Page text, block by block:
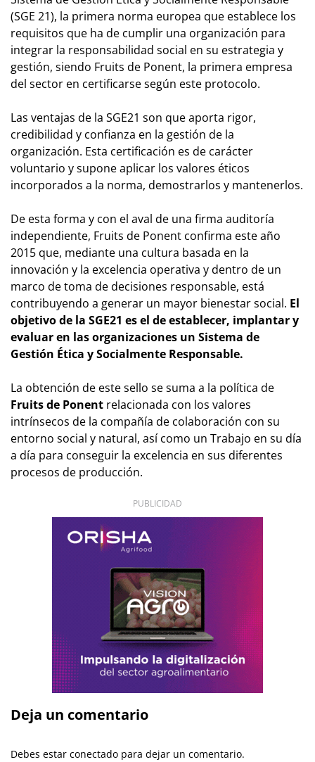
(SGE 21), la primera norma europea que establece los
requisitos que ha de cumplir una organización para
integrar la responsabilidad social en su estrategia y
gestión, siendo Fruits de Ponent, la primera empresa
del sector en certificarse según este protocolo.
Las ventajas de la SGE21 son que aporta rigor,
credibilidad y confianza en la gestión de la
organización. Esta certificación es de carácter
voluntario y supone aplicar los valores éticos
incorporados a la norma, demostrarlos y mantenerlos.
De esta forma y con el aval de una firma auditoría
independiente, Fruits de Ponent confirma este año
2015 que, mediante una cultura basada en la
innovación y la excelencia operativa y dentro de un
marco de toma de decisiones responsable, está
contribuyendo a generar un mayor bienestar social. El
objetivo de la SGE21 es el de establecer, implantar y
evaluar en las organizaciones un Sistema de
Gestión Ética y Socialmente Responsable.
La obtención de este sello se suma a la política de
Fruits de Ponent relacionada con los valores
intrínsecos de la compañía de colaboración con su
entorno social y natural, así como un Trabajo en su día
a día para conseguir la excelencia en sus diferentes
procesos de producción.
PUBLICIDAD
Deja un comentario
Debes estar conectado para dejar un comentario.